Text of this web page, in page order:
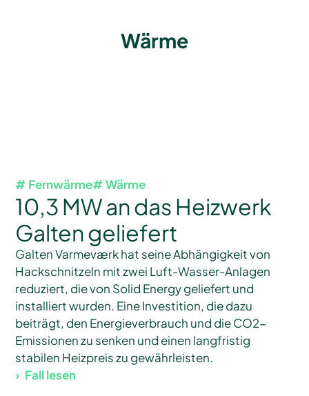
Wärme
# Fernwärme# Wärme
10,3 MW an das Heizwerk
Galten geliefert
Galten Varmeværk hat seine Abhängigkeit von
Hackschnitzeln mit zwei Luft-Wasser-Anlagen
reduziert, die von Solid Energy geliefert und
installiert wurden. Eine Investition, die dazu
beiträgt, den Energieverbrauch und die CO2-
Emissionen zu senken und einen langfristig
stabilen Heizpreis zu gewährleisten.
Fall lesen